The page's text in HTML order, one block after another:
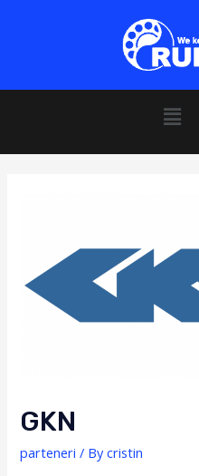
GKN
parteneri / Bycristin